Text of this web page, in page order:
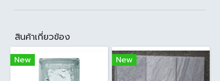
สินค้าเกี่ยวข้อง
New New